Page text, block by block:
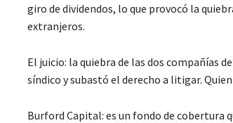
giro de dividendos, lo que provocó la
extranjeros.
El juicio: la quiebra de las dos compañías
síndico y subastó el derecho a litigar.
Burford Capital: es un fondo de cobertura